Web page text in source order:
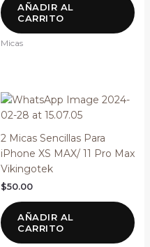
AÑADIR AL
CARRITO
Micas
2 Micas Sencillas Para
iPhone XS MAX/ 11 Pro Max
Vikingotek
$50.00
AÑADIR AL
CARRITO